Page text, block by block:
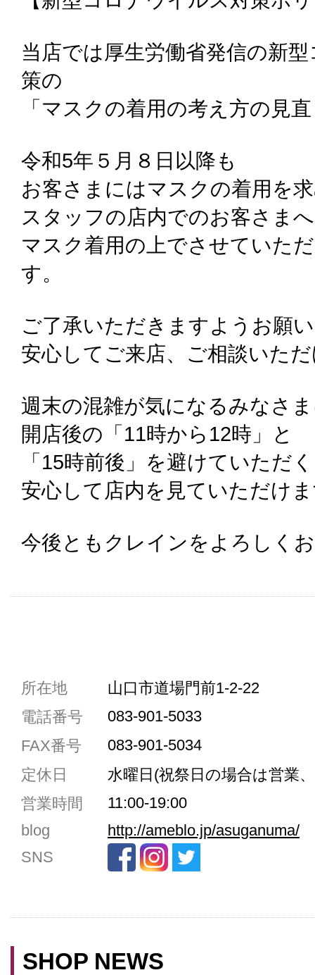
当店では厚生労働省発信の新
策の
「マスクの着用の考え方の見
令和5年５月８日以降も
お客さまにはマスクの着用を
スタッフの店内でのお客さま
マスク着用の上でさせていた
す。
ご了承いただきますようお願
安心してご来店、ご相談いた
週末の混雑が気になるみなさ
開店後の「11時から12時」と
「15時前後」を避けていただ
安心して店内を見ていただけ
今後ともクレインをよろしく
共通駐車券加盟店
共用トイレ
女性用トイレ
ベビールーム
禁煙
予約可
所在地
山口市道場門前1-2-22
電話番号
083-901-5033
FAX番号
083-901-5034
定休日
水曜日(祝祭日の場合は営業
営業時間
11:00-19:00
blog
http://ameblo.jp/asuganuma/
SNS
SHOP NEWS